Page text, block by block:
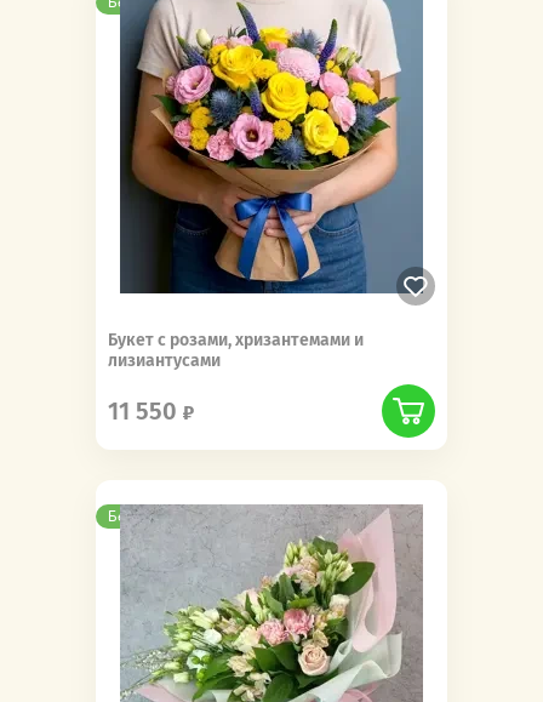
Букет с розами, хризантемами и
лизиантусами
11 550
Бесплатная доставка